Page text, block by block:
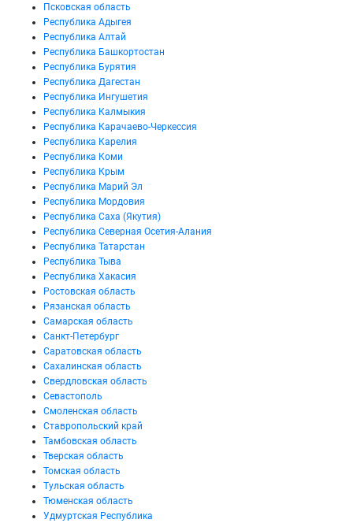
Псковская область
Республика Адыгея
Республика Алтай
Республика Башкортостан
Республика Бурятия
Республика Дагестан
Республика Ингушетия
Республика Калмыкия
Республика Карачаево-Черкессия
Республика Карелия
Республика Коми
Республика Крым
Республика Марий Эл
Республика Мордовия
Республика Саха (Якутия)
Республика Северная Осетия-Алания
Республика Татарстан
Республика Тыва
Республика Хакасия
Ростовская область
Рязанская область
Самарская область
Санкт-Петербург
Саратовская область
Сахалинская область
Свердловская область
Севастополь
Смоленская область
Ставропольский край
Тамбовская область
Тверская область
Томская область
Тульская область
Тюменская область
Удмуртская Республика